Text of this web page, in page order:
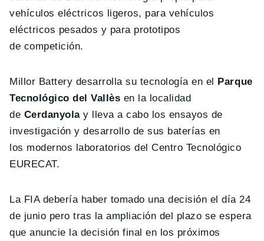
vehículos eléctricos ligeros, para vehículos
eléctricos pesados y para prototipos
de competición.
Millor Battery desarrolla su tecnología en el Parque
Tecnológico del Vallès en la localidad
de Cerdanyolay lleva a cabo los ensayos de
investigación y desarrollo de sus baterías en
los modernos laboratorios del Centro Tecnológico
EURECAT.
La FIA debería haber tomado una decisión el día 24
de junio pero tras la ampliación del plazo se espera
que anuncie la decisión final en los próximos